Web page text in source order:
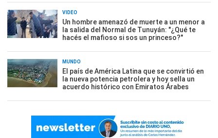
VIDEO
Un hombre amenazó de muerte a un menor a
la salida del Normal de Tunuyán: "¿Qué te
hacés el mafioso si sos un princeso?"
MUNDO
El país de América Latina que se convirtió en
la nueva potencia petrolera y hoy sella un
acuerdo histórico con Emiratos Árabes